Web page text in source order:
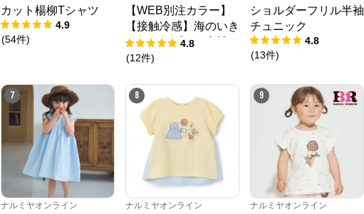
カット楊柳Tシャツ
4.9
(54件)
【WEB別注カラー】
【接触冷感】海のいき
ものアップリケ半袖T
シャツ
4.8
(12件)
ショルダーフリル半袖
チュニック
4.8
(13件)
7
ナルミヤオンライン
8
ナルミヤオンライン
9
ナルミヤオンライン
公式ECサイト
※外部サイトが開きます
ナルミヤオンライン からのコメント
ナルミヤオンライン公式通販ショップ。人気子供服メゾピアノ、プティマイ
ン、ラブトキシック、アナスイミニ等、全ブランド、全商品をご覧いただけま
す。